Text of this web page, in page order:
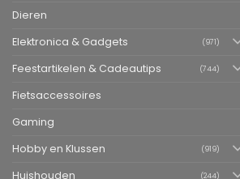
Dieren
Elektronica & Gadgets (971)
Feestartikelen & Cadeautips (744)
Fietsaccessoires
Gaming
Hobby en Klussen (919)
Huishouden (244)